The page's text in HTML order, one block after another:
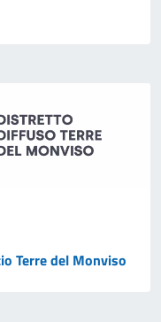
Terre del Monviso